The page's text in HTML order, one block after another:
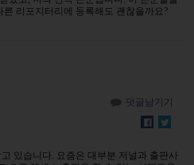
리포지터리에 등록해도 괜찮을까요?
덧글남기기
있습니다. 요즘은 대부분 저널과 출판사